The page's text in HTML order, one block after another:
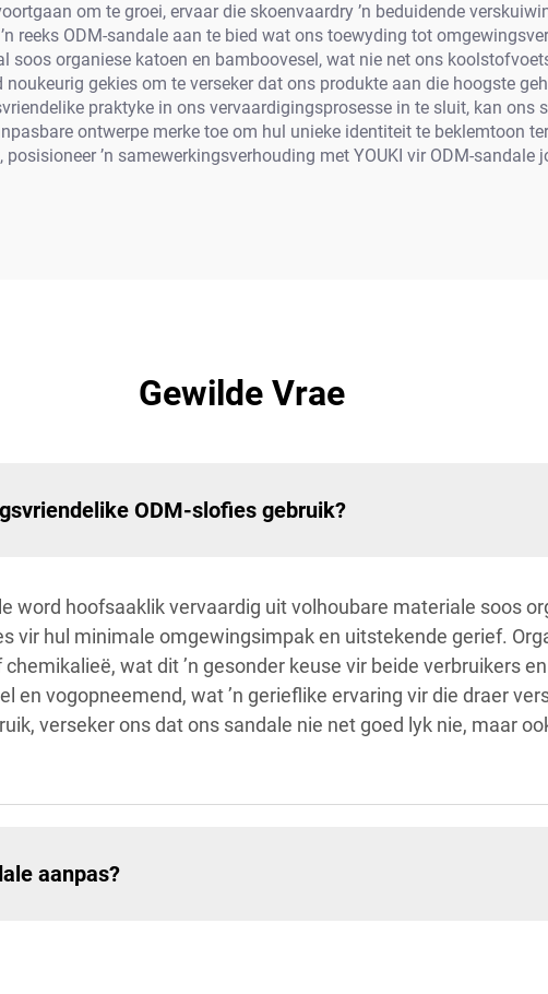
om te groei, ervaar die skoenvaardry ’n beduidende
reeks ODM-sandale aan te bied wat ons toewyding tot
organiese katoen en bamboovesel, wat nie net ons
gekies om te verseker dat ons produkte aan die hoogste
praktyke in ons vervaardigingsprosesse in te sluit, kan ons
ontwerpe merke toe om hul unieke identiteit te beklemtoon
’n samewerkingsverhouding met YOUKI vir ODM-sandale
Gewilde Vrae
ODM-slofies gebruik?
word hoofsaaklik vervaardig uit volhoubare materiale soos
vir hul minimale omgewingsimpak en uitstekende gerief.
wat dit ’n gesonder keuse vir beide verbruikers
en vogopneemend, wat ’n gerieflike ervaring vir die draer
verseker ons dat ons sandale nie net goed lyk nie, maar
aanpas?